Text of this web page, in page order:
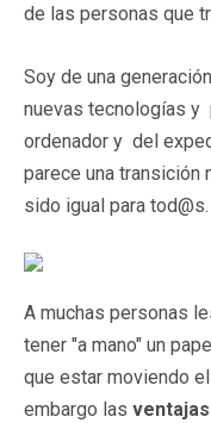
de las personas que
Soy de una
nuevas tecnologías y
ordenador y del
parece una transición
sido igual para tod@s.
A muchas personas
tener "a mano" un
que estar moviendo
embargo las